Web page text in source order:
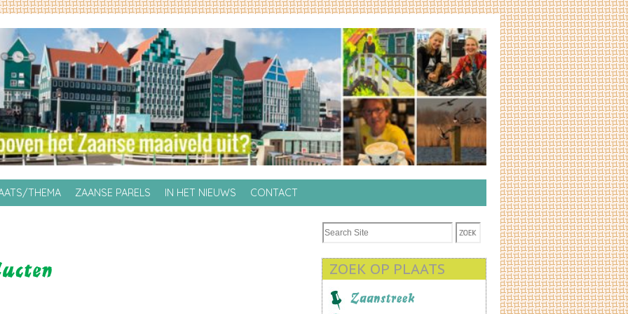
THEMA ZAANSE PARELS IN HET NIEUWS CONTACT
ZOEK OP PLAATS
Zaanstreek